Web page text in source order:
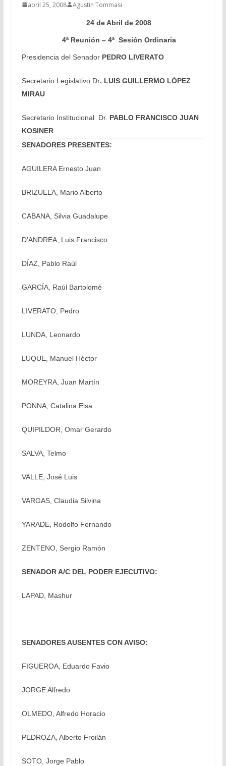
abril 25, 2008 Agustin Tommasi
24 de Abril de 2008
4ª Reunión – 4ª Sesión Ordinaria
Presidencia del Senador PEDRO LIVERATO
Secretario Legislativo Dr. LUIS GUILLERMO LÓPEZ
MIRAU
Secretario Institucional Dr. PABLO FRANCISCO JUAN
KOSINER
SENADORES PRESENTES:
AGUILERA Ernesto Juan
BRIZUELA, Mario Alberto
CABANA, Silvia Guadalupe
D’ANDREA, Luis Francisco
DÍAZ, Pablo Raúl
GARCÍA, Raúl Bartolomé
LIVERATO, Pedro
LUNDA, Leonardo
LUQUE, Manuel Héctor
MOREYRA, Juan Martín
PONNA, Catalina Elsa
QUIPILDOR, Omar Gerardo
SALVA, Telmo
VALLE, José Luis
VARGAS, Claudia Silvina
YARADE, Rodolfo Fernando
ZENTENO, Sergio Ramón
SENADOR A/C DEL PODER EJECUTIVO:
LAPAD, Mashur
SENADORES AUSENTES CON AVISO:
FIGUEROA, Eduardo Favio
JORGE Alfredo
OLMEDO, Alfredo Horacio
PEDROZA, Alberto Froilán
SOTO, Jorge Pablo